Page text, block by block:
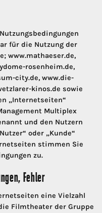
für die Nutzung der
www.mathaeser.de,
rosenheim.de,
city.de, www.die-
kinos.de sowie
„Internetseiten“
Multiplex
und den Nutzern
oder „Kunde“
stimmen Sie
zu.
Fehler
eine Vielzahl
Filmtheater der Gruppe